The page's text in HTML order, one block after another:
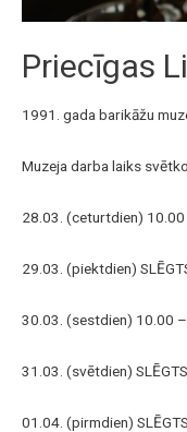
Priecīgas
1991. gada barikāžu
Muzeja darba laiks
28.03. (ceturtdien)
29.03. (piektdien)
30.03. (sestdien) 10.00
31.03. (svētdien) SLĒGTS
01.04. (pirmdien) SLĒGTS